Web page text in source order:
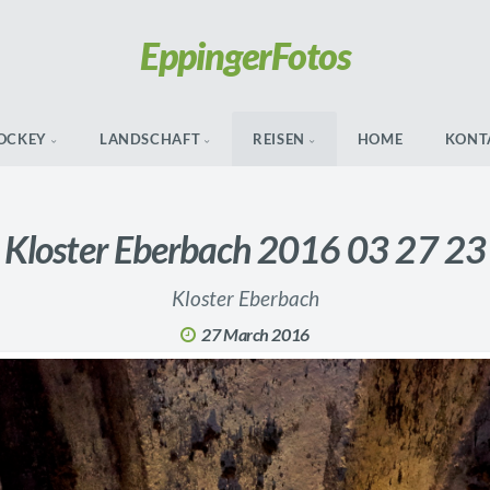
EppingerFotos
LANDSCHAFT REISEN HOME
Kloster Eberbach 2016 03 27 23
Kloster Eberbach
27 March 2016